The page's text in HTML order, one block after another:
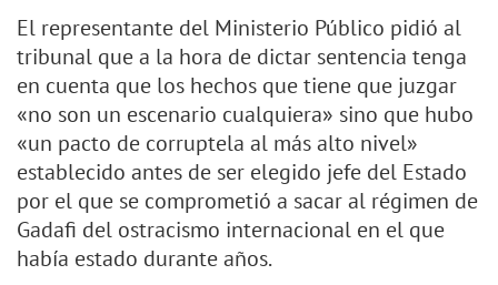
El representante del Ministerio Público pidió al
tribunal que a la hora de dictar sentencia tenga
en cuenta que los hechos que tiene que juzgar
«no son un escenario cualquiera» sino que hubo
«un pacto de corruptela al más alto nivel»
establecido antes de ser elegido jefe del Estado
por el que se comprometió a sacar al régimen de
Gadafi del ostracismo internacional en el que
había estado durante años.